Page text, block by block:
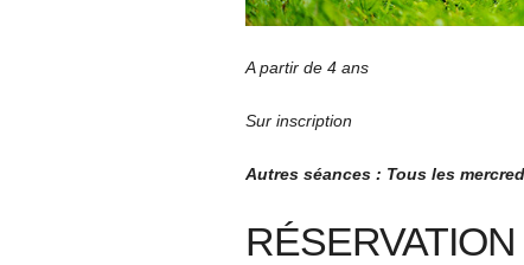
A partir de 4 ans
Sur inscription
Autres séances : Tous les
RÉSERVATION